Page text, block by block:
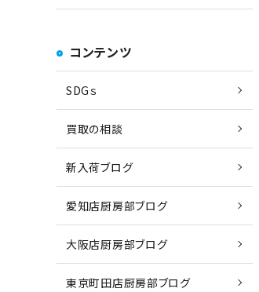
コンテンツ
SDGｓ
買取の相談
新入荷ブログ
愛知店厨房部ブログ
大阪店厨房部ブログ
東京町田店厨房部ブログ